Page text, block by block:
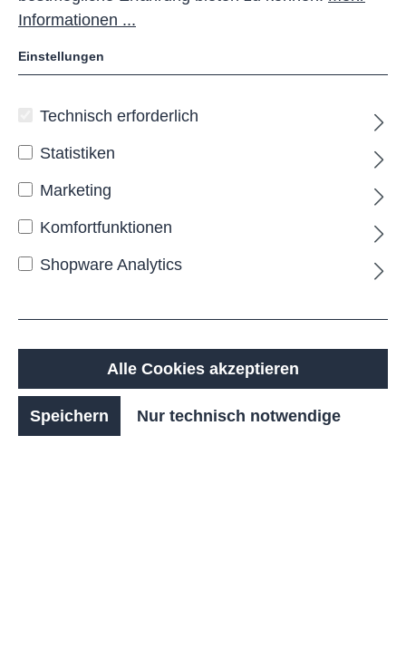
Details
LOA
Ab104,00 €*
Informationen ...
Einstellungen
Technisch erforderlich
Statistiken
Marketing
Komfortfunktionen
Shopware Analytics
Alle Cookies akzeptieren
Speichern Nur technisch notwendige